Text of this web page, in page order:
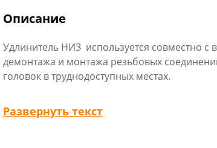
Описание
Удлинитель НИЗ используется совместно с
демонтажа и монтажа резьбовых
головок в труднодоступных местах.
Технические характеристики
Тип: прямой
Развернуть текст